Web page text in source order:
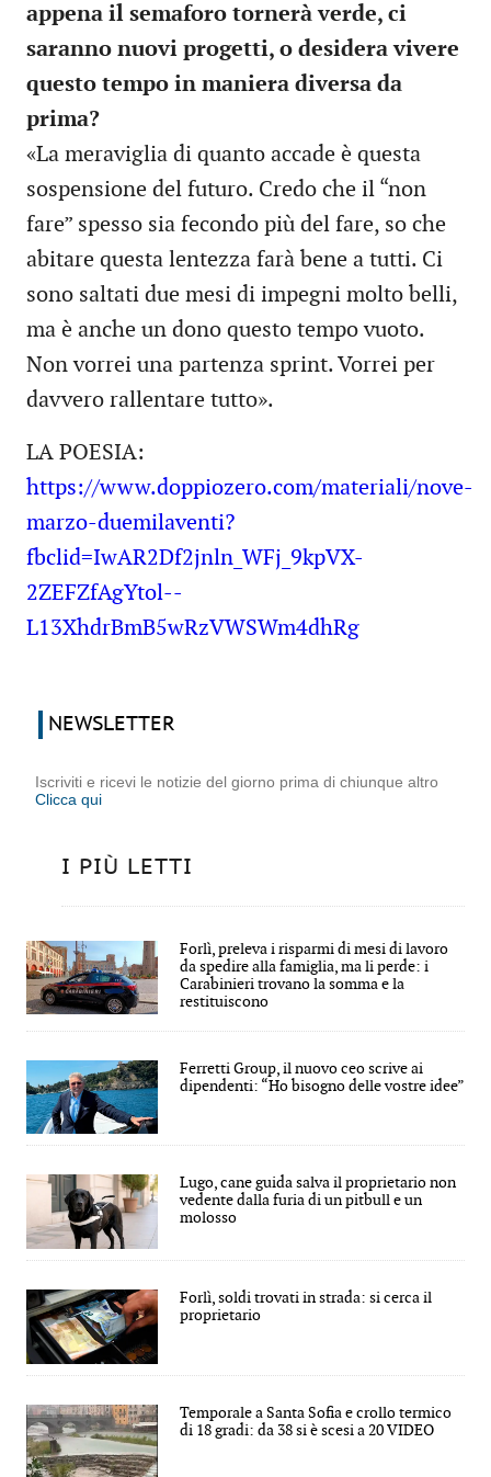
appena il semaforo tornerà verde, ci
saranno nuovi progetti, o desidera vivere
questo tempo in maniera diversa da
prima?
«La meraviglia di quanto accade è questa
sospensione del futuro. Credo che il “non
fare” spesso sia fecondo più del fare, so che
abitare questa lentezza farà bene a tutti. Ci
sono saltati due mesi di impegni molto belli,
ma è anche un dono questo tempo vuoto.
Non vorrei una partenza sprint. Vorrei per
davvero rallentare tutto».
LA POESIA:
https://www.doppiozero.com/materiali/nove-
marzo-duemilaventi?
fbclid=IwAR2Df2jnln_WFj_9kpVX-
2ZEFZfAgYtol--
L13XhdrBmB5wRzVWSWm4dhRg
NEWSLETTER
Iscriviti e ricevi le notizie del giorno prima di chiunque altro
Clicca qui
I PIÙ LETTI
Forlì, preleva i risparmi di mesi di lavoro
da spedire alla famiglia, ma li perde: i
Carabinieri trovano la somma e la
restituiscono
Ferretti Group, il nuovo ceo scrive ai
dipendenti: “Ho bisogno delle vostre idee”
Lugo, cane guida salva il proprietario non
vedente dalla furia di un pitbull e un
molosso
Forlì, soldi trovati in strada: si cerca il
proprietario
Temporale a Santa Sofia e crollo termico
di 18 gradi: da 38 si è scesi a 20 VIDEO